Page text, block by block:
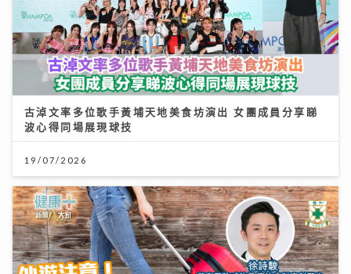
古淖文率多位歌手黃埔天地美食坊演出 女團成員分享睇
波心得同場展現球技
19/07/2026